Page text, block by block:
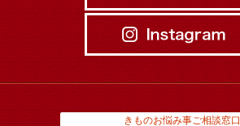
きものお悩み事ご相談窓口